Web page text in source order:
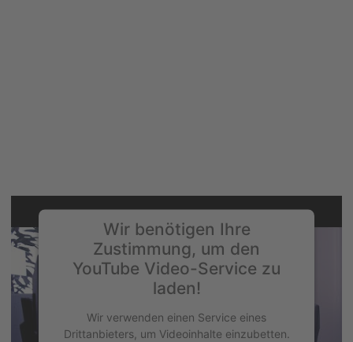
Wir benötigen Ihre
Zustimmung, um den
YouTube Video-Service zu
laden!
Wir verwenden einen Service eines
Drittanbieters, um Videoinhalte einzubetten.